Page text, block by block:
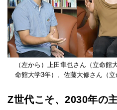
（左から）上田隼也さん（立命館
命館大学3年）、佐藤大修さん（立
Z世代こそ、 2030年の